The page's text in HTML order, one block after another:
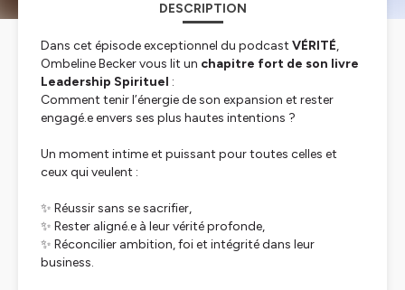
DESCRIPTION
Dans cet épisode exceptionnel du podcast VÉRITÉ,
Ombeline Becker vous lit un chapitre fort de son livre
Leadership Spirituel :
Comment tenir l’énergie de son expansion et rester
engagé.e envers ses plus hautes intentions ?
Un moment intime et puissant pour toutes celles et
ceux qui veulent :
✨ Réussir sans se sacrifier,
✨ Rester aligné.e à leur vérité profonde,
✨ Réconcilier ambition, foi et intégrité dans leur
business.